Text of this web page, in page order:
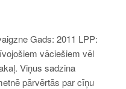
Gads: 2011 LPP:
vāciešiem vēl
Viņus sadzina
pārvērtās par cīņu